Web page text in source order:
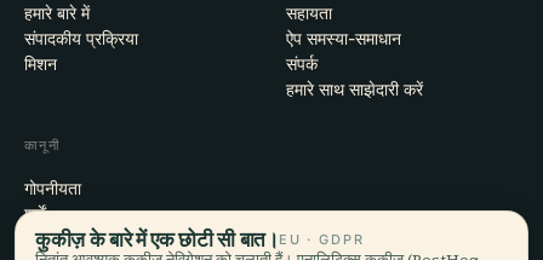
हमारे बारे में
संपादकीय प्रक्रिया
मिशन
सहायता
ऐप समस्या-समाधान
संपर्क
हमारे साथ साझेदारी करें
कानूनी
गोपनीयता
शर्तें
कुकी सेटिंग्स
कुकीज़ के बारे में एक छोटी सी बात। EU · GDPR